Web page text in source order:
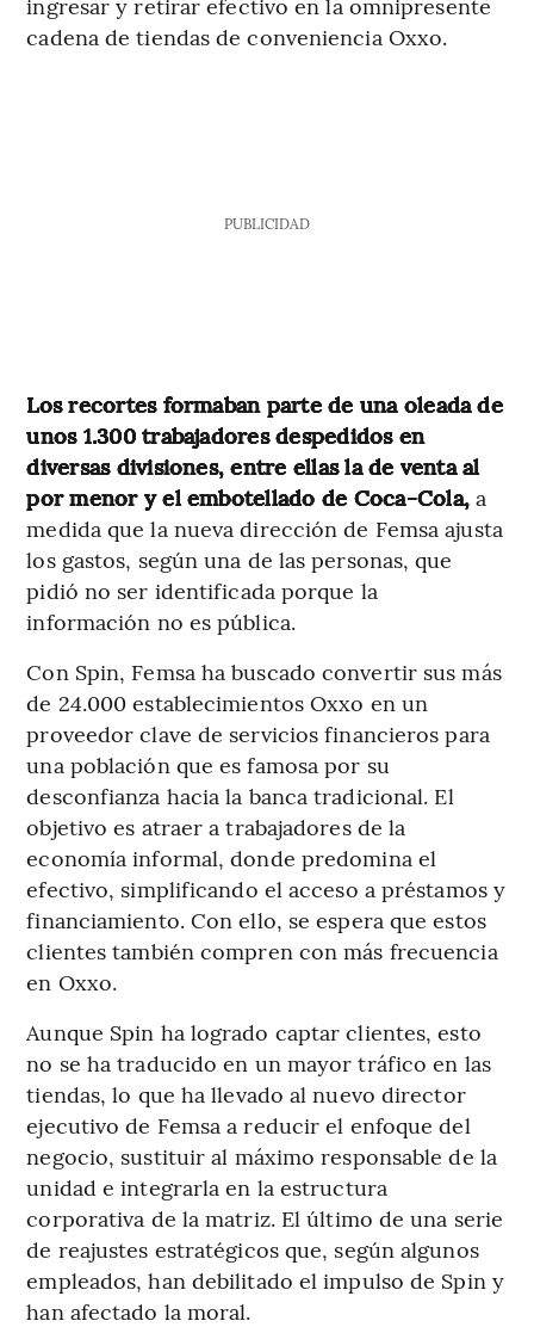
cadena de tiendas de conveniencia Oxxo.
PUBLICIDAD
Los recortes formaban parte de una oleada de
unos 1.300 trabajadores despedidos en
diversas divisiones, entre ellas la de venta al
por menor y el embotellado de Coca-Cola, a
medida que la nueva dirección de Femsa ajusta
los gastos, según una de las personas, que
pidió no ser identificada porque la
información no es pública.
Con Spin, Femsa ha buscado convertir sus más
de 24.000 establecimientos Oxxo en un
proveedor clave de servicios financieros para
una población que es famosa por su
desconfianza hacia la banca tradicional. El
objetivo es atraer a trabajadores de la
economía informal, donde predomina el
efectivo, simplificando el acceso a préstamos y
financiamiento. Con ello, se espera que estos
clientes también compren con más frecuencia
en Oxxo.
Aunque Spin ha logrado captar clientes, esto
no se ha traducido en un mayor tráfico en las
tiendas, lo que ha llevado al nuevo director
ejecutivo de Femsa a reducir el enfoque del
negocio, sustituir al máximo responsable de la
unidad e integrarla en la estructura
corporativa de la matriz. El último de una serie
de reajustes estratégicos que, según algunos
empleados, han debilitado el impulso de Spin y
han afectado la moral.